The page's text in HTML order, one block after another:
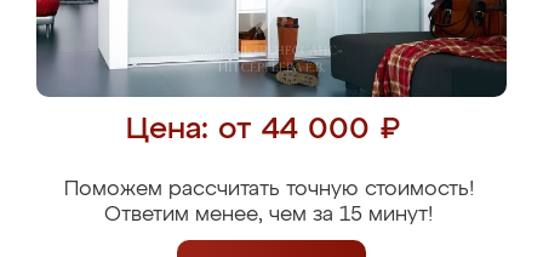
Цена: от 44 000 ₽
Поможем рассчитать точную стоимость!
Ответим менее, чем за 15 минут!